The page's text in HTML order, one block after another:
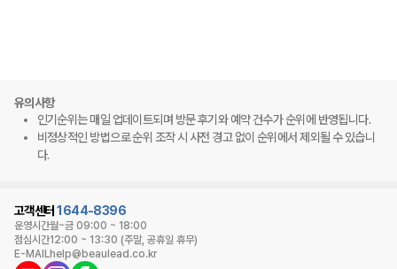
유의사항
인기순위는 매일 업데이트되며 방문 후기와 예약 건수가 순위에 반영됩니다.
비정상적인 방법으로 순위 조작 시 사전 경고 없이 순위에서 제외될 수 있습니
다.
고객센터 1644-8396
운영시간월~금 09:00 ~ 18:00
점심시간12:00 ~ 13:30 (주말, 공휴일 휴무)
E-MAILhelp@beaulead.co.kr